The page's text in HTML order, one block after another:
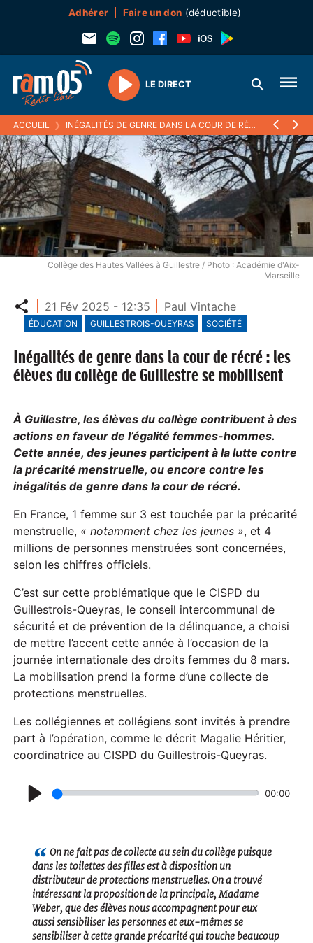
Adhérer Faire un don (déductible)
Play
LE DIRECT
ACCUEIL ❯ INÉGALITÉS DE GENRE DANS LA COUR DE RÉCRÉ : LES ÉLÈVES DU COLLÈGE DE GUILLESTRE SE MOBILISENT
Collège des Hautes Vallées à Guillestre / Photo : Académie d'Aix-
Marseille
Partager
21 Fév 2025 - 12:35 Paul Vintache
ÉDUCATION GUILLESTROIS-QUEYRAS SOCIÉTÉ
Inégalités de genre dans la cour de récré : les
élèves du collège de Guillestre se mobilisent
À Guillestre, les élèves du collège contribuent à des
actions en faveur de l’égalité femmes-hommes.
Cette année, des jeunes participent à la lutte contre
la précarité menstruelle, ou encore contre les
inégalités de genre dans la cour de récré.
En France, 1 femme sur 3 est touchée par la précarité
menstruelle, « notamment chez les jeunes », et 4
millions de personnes menstruées sont concernées,
selon les chiffres officiels.
C’est sur cette problématique que le CISPD du
Guillestrois-Queyras, le conseil intercommunal de
sécurité et de prévention de la délinquance, a choisi
de mettre l’accent cette année à l’occasion de la
journée internationale des droits femmes du 8 mars.
La mobilisation prend la forme d’une collecte de
protections menstruelles.
Les collégiennes et collégiens sont invités à prendre
part à l’opération, comme le décrit Magalie Héritier,
coordinatrice au CISPD du Guillestrois-Queyras.
a
y
00:00
On ne fait pas de collecte au sein du collège puisque
dans les toilettes des filles est à disposition un
distributeur de protections menstruelles. On a trouvé
intéressant la proposition de la principale, Madame
Weber, que des élèves nous accompagnent pour eux
aussi sensibiliser les personnes et eux-mêmes se
sensibiliser à cette grande précarité qui touche beaucoup